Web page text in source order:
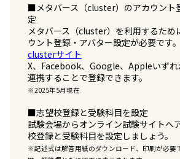
■メタバース（cluster）のアカウント
定
メタバース（cluster）を利用するた
ウント登録・アバター設定が必要です。
clusterサイト
X、Facebook、Google、Appleいずれ
連携することで登録できます。
※2025年5月現在
■志望校登録と受験科目を設定
試験会場からオンライン試験サイトへ
校登録と受験科目を設定しましょう。
※記述式は解答用紙のダウンロード、印刷が必要